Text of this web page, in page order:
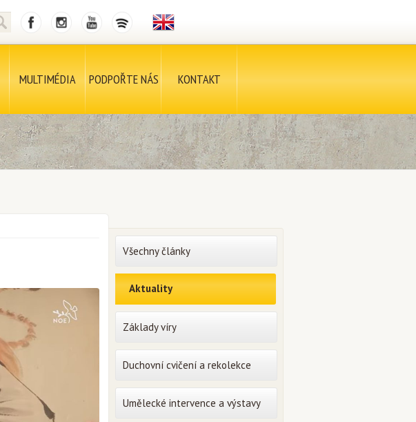
MULTIMÉDIA PODPOŘTE NÁS KONTAKT
Všechny články
Aktuality
Základy víry
Duchovní cvičení a rekolekce
Umělecké intervence a výstavy